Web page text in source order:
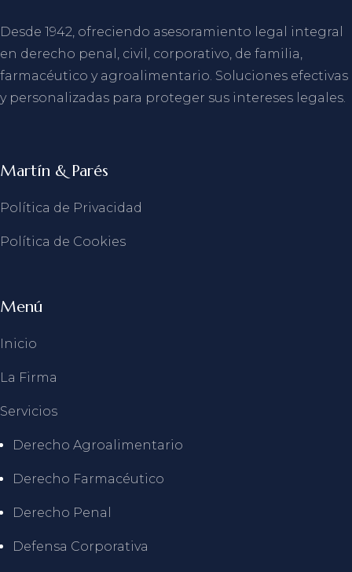
Desde 1942, ofreciendo asesoramiento legal integral
en derecho penal, civil, corporativo, de familia,
farmacéutico y agroalimentario. Soluciones efectivas
y personalizadas para proteger sus intereses legales.
Martín & Parés
Política de Privacidad
Política de Cookies
Menú
Inicio
La Firma
Servicios
Derecho Agroalimentario
Derecho Farmacéutico
Derecho Penal
Defensa Corporativa